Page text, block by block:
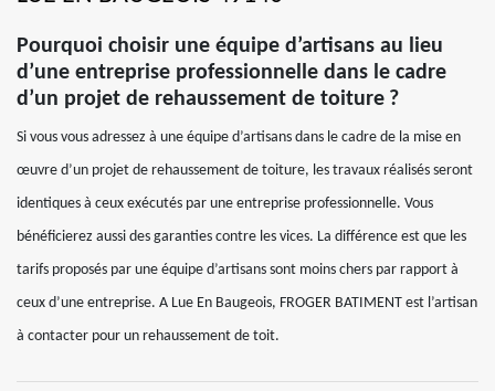
Pourquoi choisir une équipe d’artisans au lieu
d’une entreprise professionnelle dans le cadre
d’un projet de rehaussement de toiture ?
Si vous vous adressez à une équipe d’artisans dans le cadre de la mise en
œuvre d’un projet de rehaussement de toiture, les travaux réalisés seront
identiques à ceux exécutés par une entreprise professionnelle. Vous
bénéficierez aussi des garanties contre les vices. La différence est que les
tarifs proposés par une équipe d’artisans sont moins chers par rapport à
ceux d’une entreprise. A Lue En Baugeois, FROGER BATIMENT est l’artisan
à contacter pour un rehaussement de toit.